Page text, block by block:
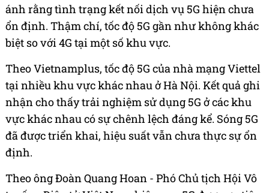
ánh rằng tình trạng kết nối dịch vụ 5G hiện chưa
ổn định. Thậm chí, tốc độ 5G gần như không khác
biệt so với 4G tại một số khu vực.
Theo Vietnamplus, tốc độ 5G của nhà mạng Viettel
tại nhiều khu vực khác nhau ở Hà Nội. Kết quả ghi
nhận cho thấy trải nghiệm sử dụng 5G ở các khu
vực khác nhau có sự chênh lệch đáng kể. Sóng 5G
đã được triển khai, hiệu suất vẫn chưa thực sự ổn
định.
Theo ông Đoàn Quang Hoan - Phó Chủ tịch Hội Vô